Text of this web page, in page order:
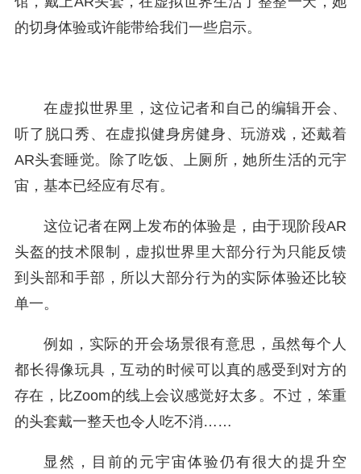
的切身体验或许能带给我们一些启示。
在虚拟世界里，这位记者和自己的编辑开会、
听了脱口秀、在虚拟健身房健身、玩游戏，还戴着
AR头套睡觉。除了吃饭、上厕所，她所生活的元宇
宙，基本已经应有尽有。
这位记者在网上发布的体验是，由于现阶段AR
头盔的技术限制，虚拟世界里大部分行为只能反馈
到头部和手部，所以大部分行为的实际体验还比较
单一。
例如，实际的开会场景很有意思，虽然每个人
都长得像玩具，互动的时候可以真的感受到对方的
存在，比Zoom的线上会议感觉好太多。不过，笨重
的头套戴一整天也令人吃不消……
显然，目前的元宇宙体验仍有很大的提升空